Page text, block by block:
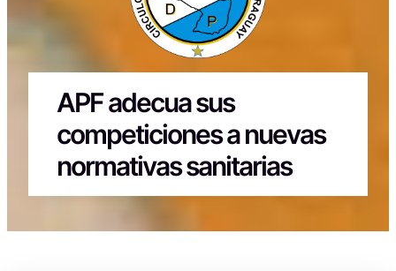
APF adecua sus
competiciones a nuevas
normativas sanitarias